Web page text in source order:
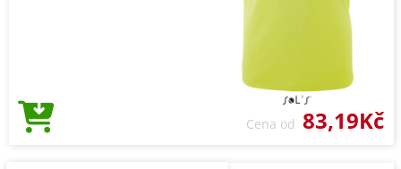
Cena od 83,19Kč